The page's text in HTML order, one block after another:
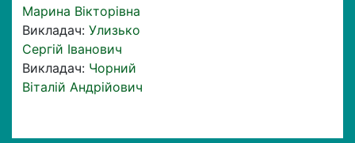
Марина Вікторівна
Викладач: Улизько
Сергій Іванович
Викладач: Чорний
Віталій Андрійович